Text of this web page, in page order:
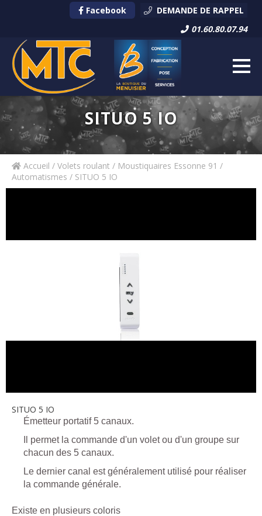
Facebook
DEMANDE DE RAPPEL
01.60.80.07.94
SITUO 5 IO
Accueil / Volets roulant / Moustiquaires Essonne 91 /
Automatismes / SITUO 5 IO
SITUO 5 IO
Émetteur portatif 5 canaux.
Il permet la commande d'un volet ou d'un groupe sur
chacun des 5 canaux.
Le dernier canal est généralement utilisé pour réaliser
la commande générale.
Existe en plusieurs coloris